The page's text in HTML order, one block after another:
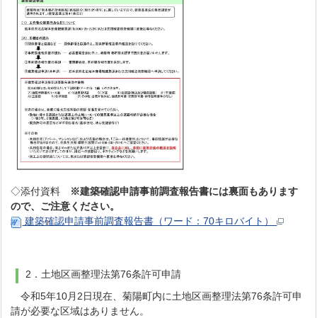
◇添付資料 ※建築確認申請事前調査報告書には裏面もあります
ので、ご注意ください。
建築確認申請事前調査報告書（ワード：70キロバイト）
2．土地区画整理法第76条許可申請
令和5年10月2日現在、菊陽町内に土地区画整理法第76条許可申
請が必要な区域はありません。